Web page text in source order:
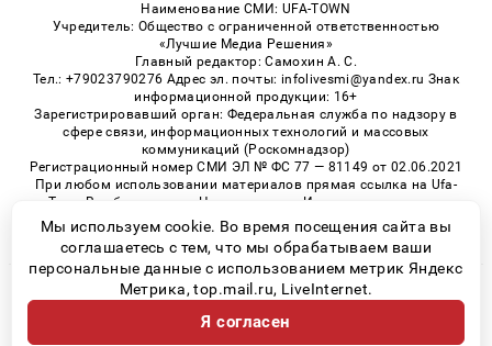
Наименование СМИ: UFA-TOWN
Учредитель: Общество с ограниченной ответственностью
«Лучшие Медиа Решения»
Главный редактор: Самохин А. С.
Тел.: +79023790276 Адрес эл. почты: infolivesmi@yandex.ru Знак
информационной продукции: 16+
Зарегистрировавший орган: Федеральная служба по надзору в
сфере связи, информационных технологий и массовых
коммуникаций (Роскомнадзор)
Регистрационный номер СМИ ЭЛ № ФС 77 — 81149 от 02.06.2021
При любом использовании материалов прямая ссылка на Ufa-
Town.Ru обязательна. Цитирование в Интернете возможно
только при наличии письменного разрешения.
© 2026 «Ufa-Town» | Все права защищены
Возрастная категория сайта 16+
Мы используем cookie. Во время посещения сайта вы
соглашаетесь с тем, что мы обрабатываем ваши
персональные данные с использованием метрик Яндекс
Метрика, top.mail.ru, LiveInternet.
Я согласен